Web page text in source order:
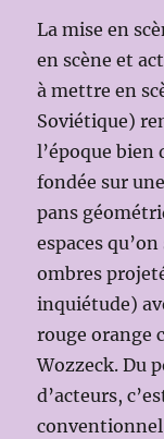
La mise en
en scène et
à mettre en
Soviétique)
l’époque bien
fondée sur
pans
espaces
ombres
inquiétude)
rouge orange
Wozzeck. Du
d’acteurs,